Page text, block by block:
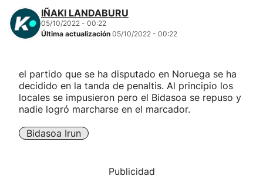
Atletismo
Carreras de montaña
Más deportes
"Helmuga"
IÑAKI LANDABURU
05/10/2022 - 00:22
Última actualización 05/10/2022 - 00:22
el partido que se ha disputado en Noruega se ha
decidido en la tanda de penaltis. Al principio los
locales se impusieron pero el Bidasoa se repuso y
nadie logró marcharse en el marcador.
Bidasoa Irun
Publicidad